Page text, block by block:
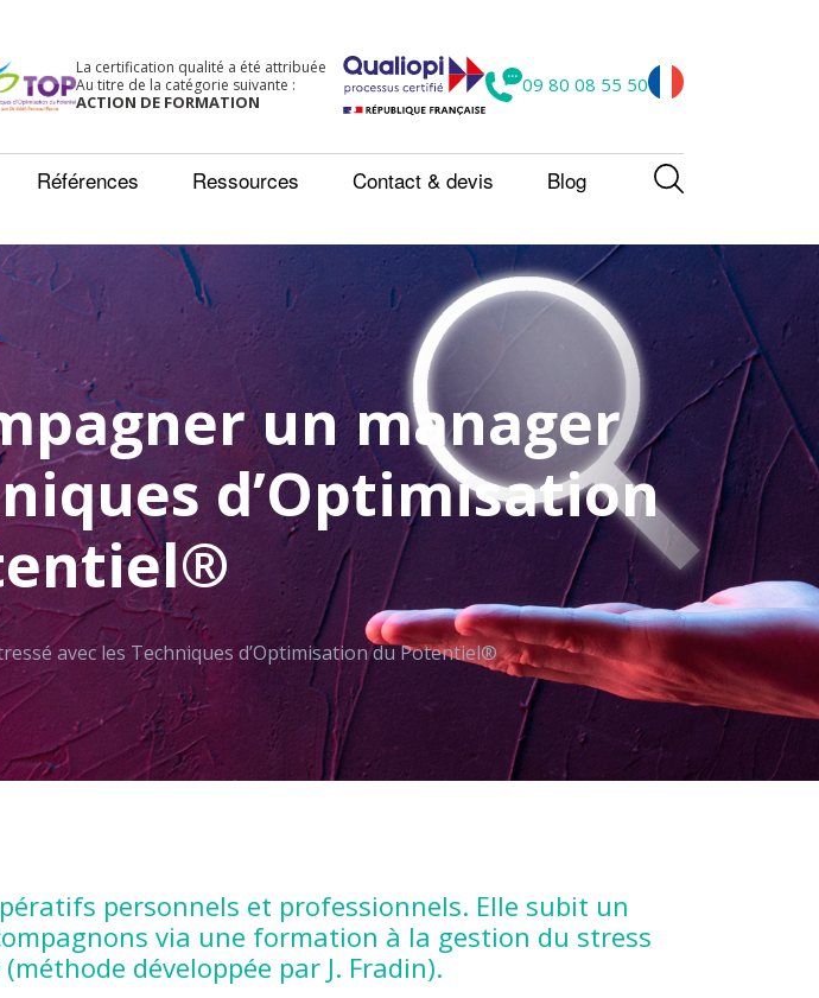
La certification qualité a été attribuée
Au titre de la catégorie suivante :
ACTION DE FORMATION
09 80 08 55 50
Références Ressources Contact & devis Blog
un manager
d’Optimisation
avec les Techniques d’Optimisation du Potentiel®
personnels et professionnels. Elle subit un
via une formation à la gestion du stress
développée par J. Fradin).